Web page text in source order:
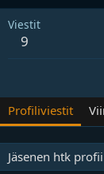
Viestit
9
Profiliviestit
Jäsenen htk